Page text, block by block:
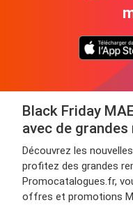
Black Friday
avec de
Découvrez les
profitez des grandes
Promocatalogues.fr,
offres et promotions